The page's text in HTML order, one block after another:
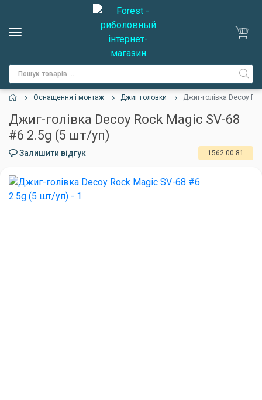
Оснащення і монтаж Джиг головки Джиг-голівка Decoy
Джиг-голівка Decoy Rock Magic SV-68
#6 2.5g (5 шт/уп)
Залишити відгук 1562.00.81